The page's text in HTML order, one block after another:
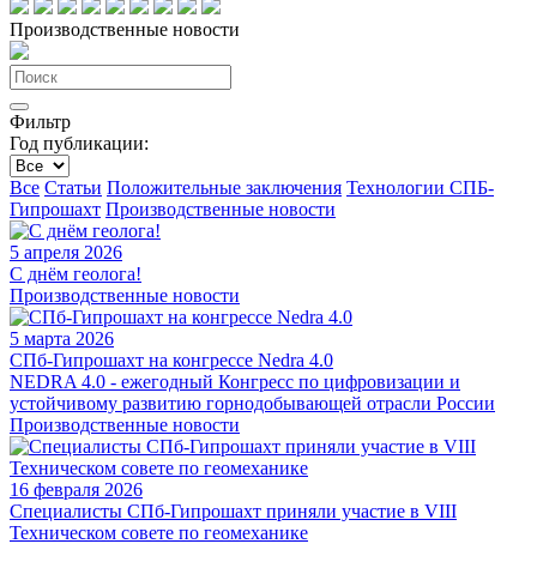
Производственные новости
Фильтр
Год публикации:
Все Статьи Положительные заключения Технологии СПБ-
Гипрошахт Производственные новости
5 апреля 2026
С днём геолога!
Производственные новости
5 марта 2026
СПб-Гипрошахт на конгрессе Nedra 4.0
NEDRA 4.0 - ежегодный Конгресс по цифровизации и
устойчивому развитию горнодобывающей отрасли России
Производственные новости
16 февраля 2026
Специалисты СПб-Гипрошахт приняли участие в VIII
Техническом совете по геомеханике